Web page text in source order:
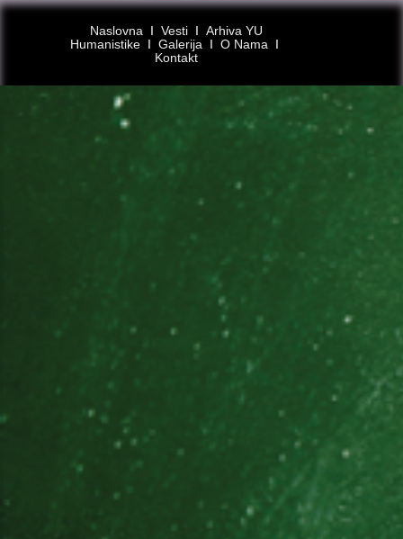
Naslovna Ι Vesti Ι Arhiva YU
Humanistike Ι Galerija Ι O Nama
Ι
Kontakt